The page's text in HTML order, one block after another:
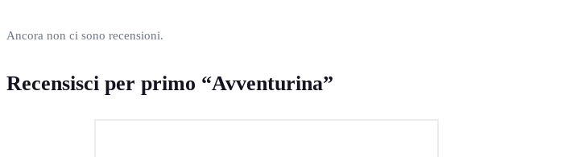
Ancora non ci sono recensioni.
Recensisci per primo “Avventurina”